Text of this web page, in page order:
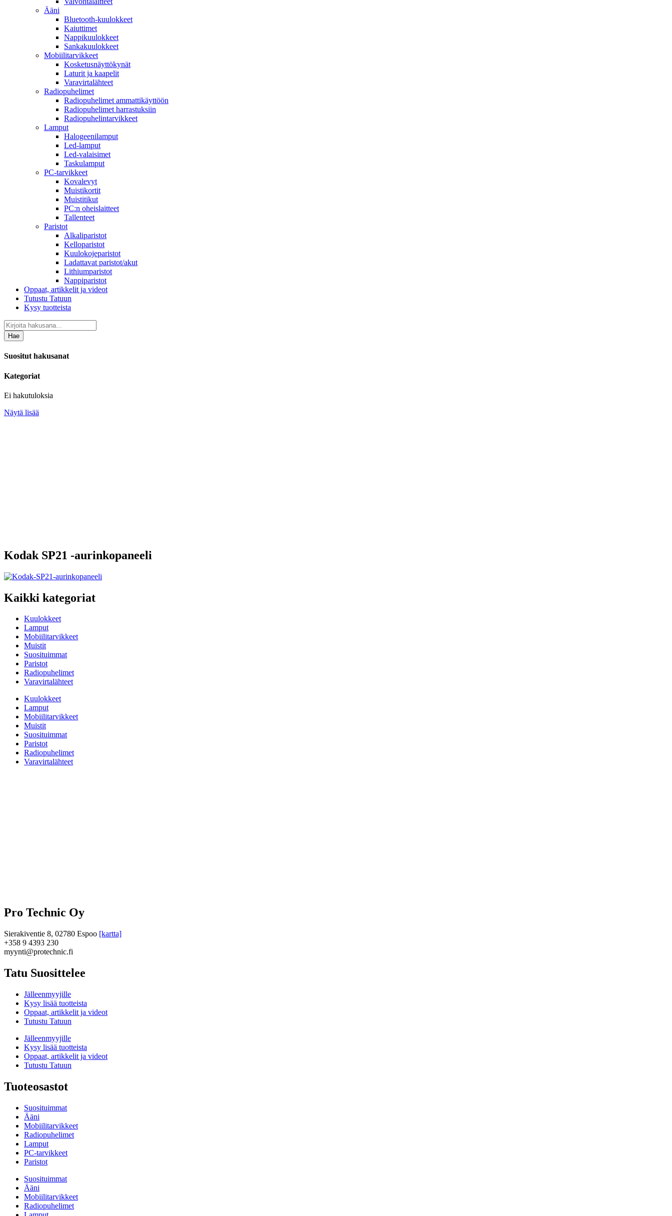
Ääni
Bluetooth-kuulokkeet
Kaiuttimet
Nappikuulokkeet
Sankakuulokkeet
Mobiilitarvikkeet
Kosketusnäyttökynät
Laturit ja kaapelit
Varavirtalähteet
Radiopuhelimet
Radiopuhelimet ammattikäyttöön
Radiopuhelimet harrastuksiin
Radiopuhelintarvikkeet
Lamput
Halogeenilamput
Led-lamput
Led-valaisimet
Taskulamput
PC-tarvikkeet
Kovalevyt
Muistikortit
Muistitikut
PC:n oheislaitteet
Tallenteet
Paristot
Alkaliparistot
Kelloparistot
Kuulokojeparistot
Ladattavat paristot/akut
Lithiumparistot
Nappiparistot
Oppaat, artikkelit ja videot
Tutustu Tatuun
Kysy tuotteista
Hae
Suositut hakusanat
Kategoriat
Ei hakutuloksia
Näytä lisää
Kodak SP21 -aurinkopaneeli
Kaikki kategoriat
Kuulokkeet
Lamput
Mobiilitarvikkeet
Muistit
Suosituimmat
Paristot
Radiopuhelimet
Varavirtalähteet
Kuulokkeet
Lamput
Mobiilitarvikkeet
Muistit
Suosituimmat
Paristot
Radiopuhelimet
Varavirtalähteet
Pro Technic Oy
Sierakiventie 8, 02780 Espoo [kartta]
+358 9 4393 230
myynti@protechnic.fi
Tatu Suosittelee
Jälleenmyyjille
Kysy lisää tuotteista
Oppaat, artikkelit ja videot
Tutustu Tatuun
Jälleenmyyjille
Kysy lisää tuotteista
Oppaat, artikkelit ja videot
Tutustu Tatuun
Tuoteosastot
Suosituimmat
Ääni
Mobiilitarvikkeet
Radiopuhelimet
Lamput
PC-tarvikkeet
Paristot
Suosituimmat
Ääni
Mobiilitarvikkeet
Radiopuhelimet